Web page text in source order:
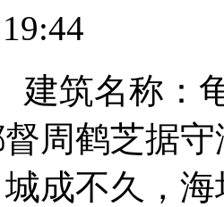
建筑名称：
周鹤芝据
不久，海